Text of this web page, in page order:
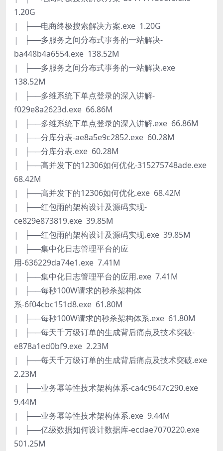
1.20G
| ├──电商终极搜索解决方案.exe 1.20G
| ├──多服务之间分布式事务的一站解决-
ba448b4a6554.exe 138.52M
| ├──多服务之间分布式事务的一站解决.exe
138.52M
| ├──多维系统下单点登录的深入讲解-
f029e8a2623d.exe 66.86M
| ├──多维系统下单点登录的深入讲解.exe 66.86M
| ├──分库分表-ae8a5e9c2852.exe 60.28M
| ├──分库分表.exe 60.28M
| ├──高并发下的12306如何优化-315275748ade.exe
68.42M
| ├──高并发下的12306如何优化.exe 68.42M
| ├──红包雨的架构设计及源码实现-
ce829e873819.exe 39.85M
| ├──红包雨的架构设计及源码实现.exe 39.85M
| ├──集中化日志管理平台的应
用-636229da74e1.exe 7.41M
| ├──集中化日志管理平台的应用.exe 7.41M
| ├──每秒100W请求的秒杀架构体
系-6f04cbc151d8.exe 61.80M
| ├──每秒100W请求的秒杀架构体系.exe 61.80M
| ├──每天千万级订单的生成背后痛点及技术突破-
e878a1ed0bf9.exe 2.23M
| ├──每天千万级订单的生成背后痛点及技术突破.exe
2.23M
| ├──业务幂等性技术架构体系-ca4c9647c290.exe
9.44M
| ├──业务幂等性技术架构体系.exe 9.44M
| ├──亿级数据如何设计数据库-ecdae7070220.exe
501.25M